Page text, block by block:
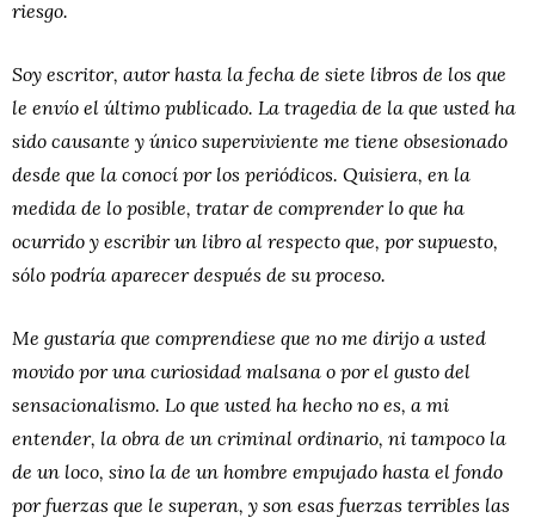
riesgo.
Soy escritor, autor hasta la fecha de siete libros de los que
le envío el último publicado. La tragedia de la que usted ha
sido causante y único superviviente me tiene obsesionado
desde que la conocí por los periódicos. Quisiera, en la
medida de lo posible, tratar de comprender lo que ha
ocurrido y escribir un libro al respecto que, por supuesto,
sólo podría aparecer después de su proceso.
Me gustaría que comprendiese que no me dirijo a usted
movido por una curiosidad malsana o por el gusto del
sensacionalismo. Lo que usted ha hecho no es, a mi
entender, la obra de un criminal ordinario, ni tampoco la
de un loco, sino la de un hombre empujado hasta el fondo
por fuerzas que le superan, y son esas fuerzas terribles las